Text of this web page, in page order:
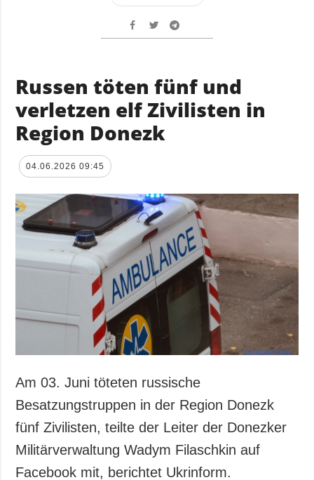
Russen töten fünf und
verletzen elf Zivilisten in
Region Donezk
04.06.2026 09:45
Am 03. Juni töteten russische
Besatzungstruppen in der Region Donezk
fünf Zivilisten, teilte der Leiter der Donezker
Militärverwaltung Wadym Filaschkin auf
Facebook mit, berichtet Ukrinform.